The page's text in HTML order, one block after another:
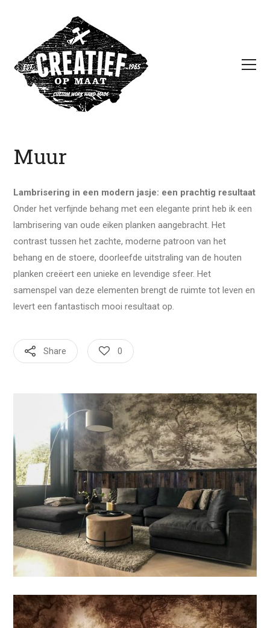
Muur
Lambrisering in een modern jasje: een prachtig resultaat
Onder het verfijnde behang met een elegante print heb ik een
lambrisering van oude eiken planken aangebracht. Het
contrast tussen het zachte, moderne patroon van het
behang en de stoere, doorleefde uitstraling van de houten
planken creëert een unieke en levendige sfeer. Het
samenspel van deze elementen brengt de ruimte tot leven en
levert een fantastisch mooi resultaat op.
Share 0